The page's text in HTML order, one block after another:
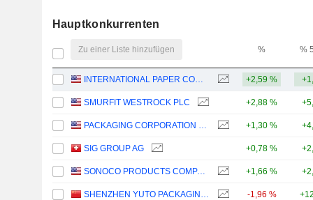
Hauptkonkurrenten
Zu einer Liste hinzufügen % %
INTERNATIONAL PAPER COMPANY +2,59 %
SMURFIT WESTROCK PLC +2,88 %
PACKAGING CORPORATION OF AMERICA +1,30 %
SIG GROUP AG +0,78 %
SONOCO PRODUCTS COMPANY +1,66 %
SHENZHEN YUTO PACKAGING TECHNOLOGY CO., LTD. -1,96 %